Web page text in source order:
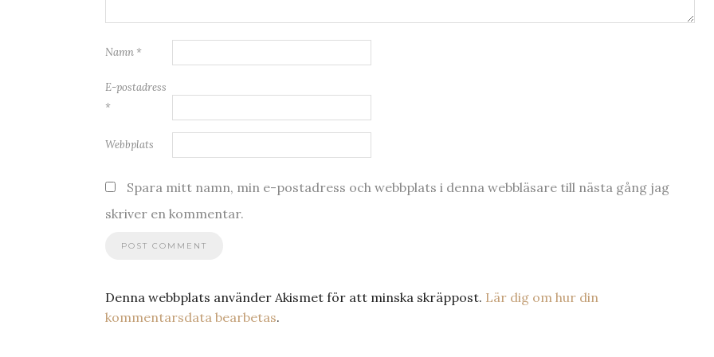
Namn *
E-postadress
*
Webbplats
Spara mitt namn, min e-postadress och webbplats i denna webbläsare till nästa gång jag
skriver en kommentar.
Denna webbplats använder Akismet för att minska skräppost. Lär dig om hur din
kommentarsdata bearbetas.